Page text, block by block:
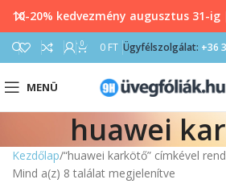
0 0 FT Ügyfélszolgálat: +36
MENÜ
huawei
Kezdőlap “huawei karkötő” címkével
Mind a(z) 8 találat megjelenítve
10-20% kedvezmény augusztus 31-ig